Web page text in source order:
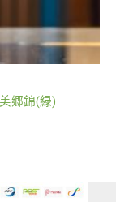
郷錦(緑)